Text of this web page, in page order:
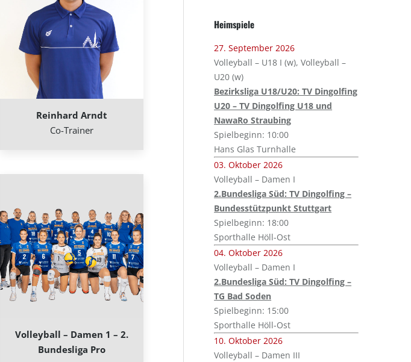
Reinhard Arndt
Co-Trainer
Volleyball – Damen 1 – 2.
Bundesliga Pro
Heimspiele
27. September 2026
Volleyball – U18 I (w), Volleyball –
U20 (w)
Bezirksliga U18/U20: TV Dingolfing
U20 – TV Dingolfing U18 und
NawaRo Straubing
Spielbeginn: 10:00
Hans Glas Turnhalle
03. Oktober 2026
Volleyball – Damen I
2.Bundesliga Süd: TV Dingolfing –
Bundesstützpunkt Stuttgart
Spielbeginn: 18:00
Sporthalle Höll-Ost
04. Oktober 2026
Volleyball – Damen I
2.Bundesliga Süd: TV Dingolfing –
TG Bad Soden
Spielbeginn: 15:00
Sporthalle Höll-Ost
10. Oktober 2026
Volleyball – Damen III